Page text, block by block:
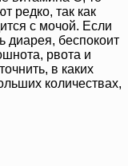
редко, так как
с мочой. Если
диарея, беспокоит
рвота и
в каких
количествах,